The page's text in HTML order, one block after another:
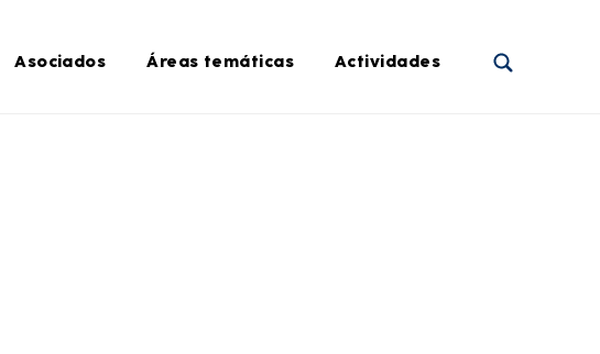
Asociados Áreas temáticas Actividades